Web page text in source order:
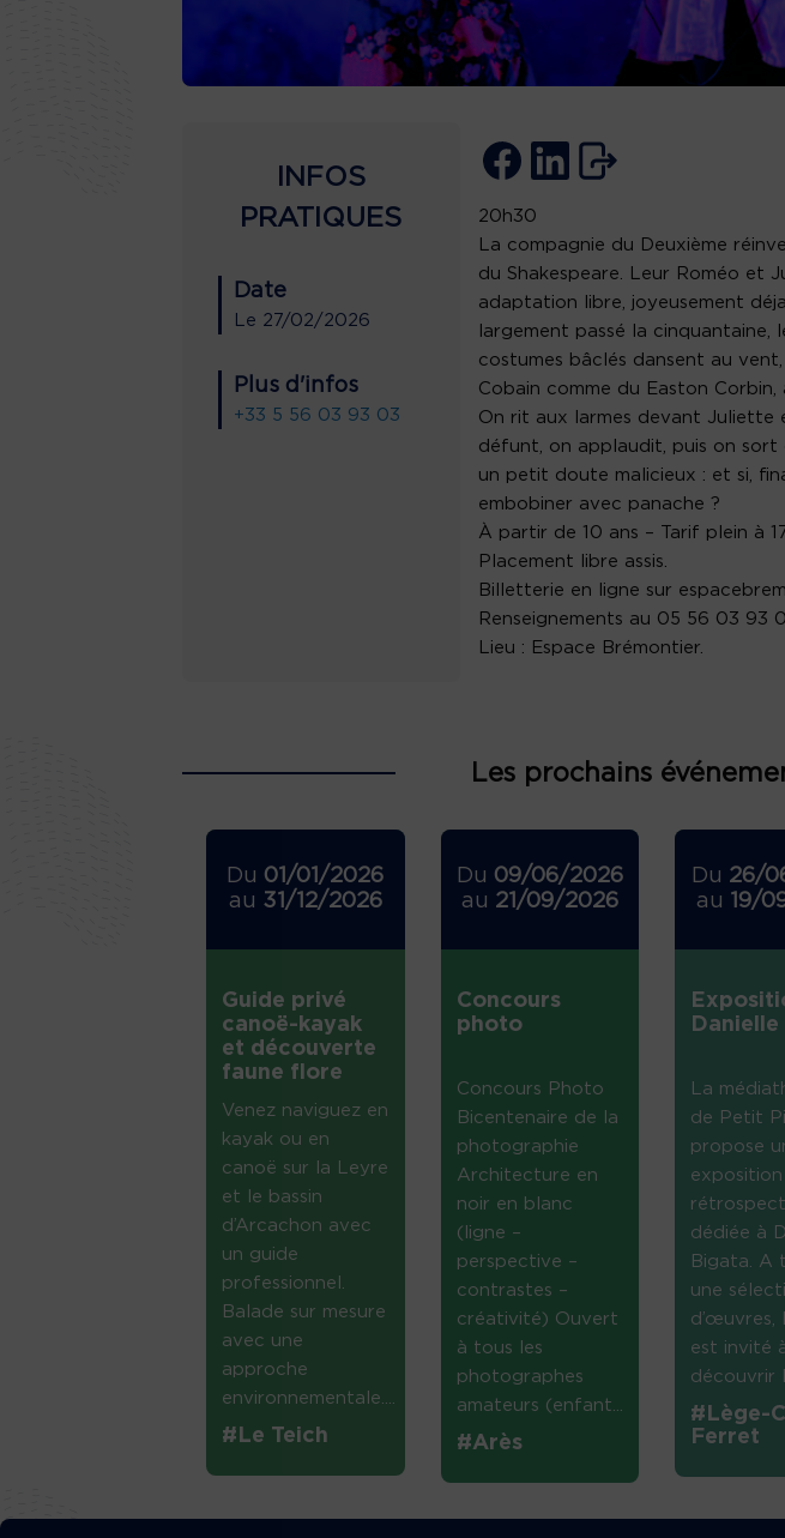
INFOS
PRATIQUES
Date
Le 27/02/2026
Plus d'infos
+33 5 56 03 93 03
20h30
La compagnie du Deuxième
du Shakespeare. Leur Roméo et
adaptation libre, joyeusement
largement passé la cinquantaine,
costumes bâclés dansent au
Cobain comme du Easton Corbin,
On rit aux larmes devant Juliette
défunt, on applaudit, puis on sort
un petit doute malicieux : et si,
embobiner avec panache ?
À partir de 10 ans – Tarif plein à
Placement libre assis.
Billetterie en ligne sur
Renseignements au 05 56 03 93
Lieu : Espace Brémontier.
Les prochains
Du 01/01/2026
au 31/12/2026
Guide privé
canoë-kayak
et découverte
faune flore
Venez naviguez en
kayak ou en
canoë sur la Leyre
et le bassin
d’Arcachon avec
un guide
professionnel.
Balade sur mesure
avec une
approche
environnementale....
#Le Teich
Du 09/06/2026
au 21/09/2026
Concours
photo
Concours Photo
Bicentenaire de la
photographie
Architecture en
noir en blanc
(ligne –
perspective –
contrastes –
créativité) Ouvert
à tous les
photographes
amateurs (enfant...
#Arès
Du 26/
au 19/
La
de Petit
propose
exposition
dédiée à
Bigata. A
une
d’œuvres,
est invité
découvrir
#Lège-
Ferret